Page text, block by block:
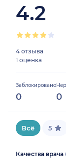
4.2
4 отзыва
1 оценка
Заблокировано
0 0
0%
0%
progress:
Всё 5
Качества врача